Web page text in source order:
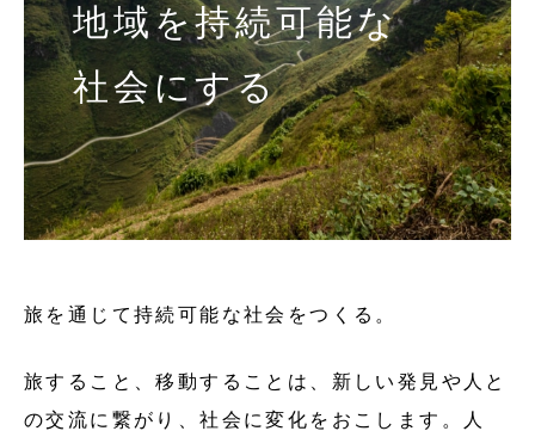
地域を持続可能な
社会にする
旅を通じて持続可能な社会をつくる。
旅すること、移動することは、新しい発見や人と
の交流に繋がり、社会に変化をおこします。人